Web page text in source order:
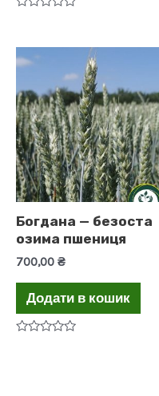
5
Богдана — безоста
озима пшениця
700,00 ₴
Додати в кошик